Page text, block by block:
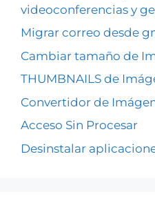
videoconferencias y
Migrar correo desde
Cambiar tamaño de
THUMBNAILS de
Convertidor de
Acceso Sin Procesar
Desinstalar